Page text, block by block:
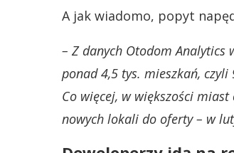
A jak wiadomo, popyt
– Z danych Otodom Analytics
ponad 4,5 tys. mieszkań,
Co więcej, w większości
nowych lokali do oferty – w